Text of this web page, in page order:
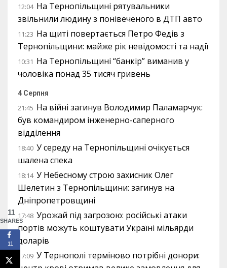
12:04 На Тернопільщині рятувальники
звільнили людину з понівеченого в ДТП авто
11:23 На щиті повертається Петро Федів з
Тернопільщини: майже рік невідомості та надії
10:31 На Тернопільщині “банкір” виманив у
чоловіка понад 35 тисяч гривень
4 Серпня
21:45 На війні загинув Володимир Паламарчук:
був командиром інженерно-саперного
відділення
18:40 У середу на Тернопільщині очікується
шалена спека
18:14 У Небесному строю захисник Олег
Шелетин з Тернопільщини: загинув на
Дніпропетровщині
17:48 Урожай під загрозою: російські атаки
портів можуть коштувати Україні мільярди
доларів
17:09 У Тернополі терміново потрібні донори:
11
SHARES
11